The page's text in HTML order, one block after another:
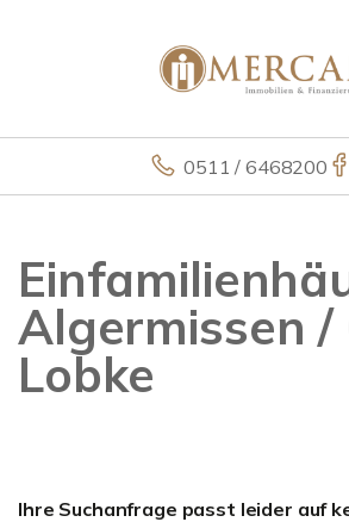
0511 / 6468200
Algermissen /
Lobke
Ihre Suchanfrage passt leider auf